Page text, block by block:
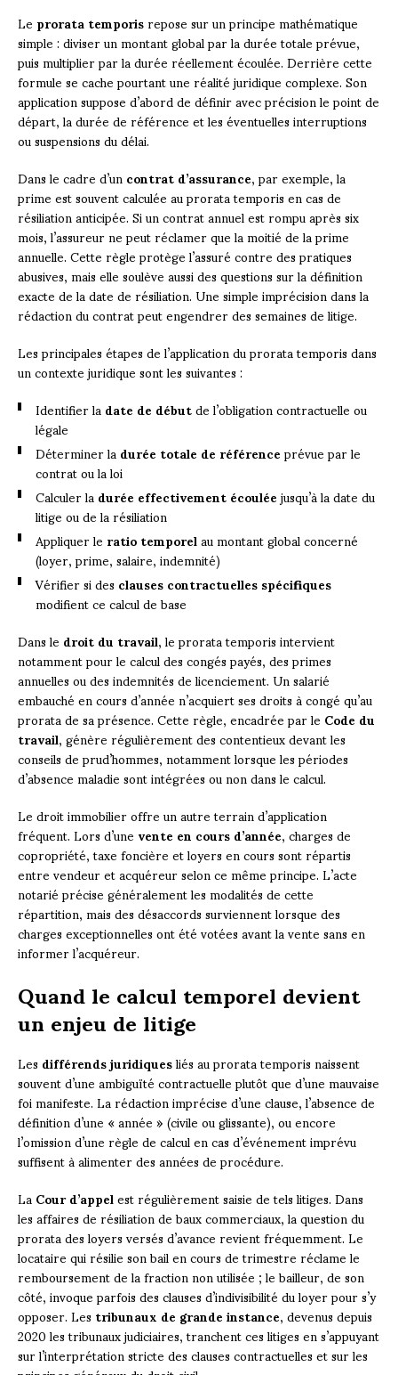
Leprorata temporisrepose sur un principe mathématique
simple : diviser un montant global par la durée totale prévue,
puis multiplier par la durée réellement écoulée. Derrière cette
formule se cache pourtant une réalité juridique complexe. Son
application suppose d’abord de définir avec précision le point de
départ, la durée de référence et les éventuelles interruptions
ou suspensions du délai.
Dans le cadre d’uncontrat d’assurance, par exemple, la
prime est souvent calculée au prorata temporis en cas de
résiliation anticipée. Si un contrat annuel est rompu après six
mois, l’assureur ne peut réclamer que la moitié de la prime
annuelle. Cette règle protège l’assuré contre des pratiques
abusives, mais elle soulève aussi des questions sur la définition
exacte de la date de résiliation. Une simple imprécision dans la
rédaction du contrat peut engendrer des semaines de litige.
Les principales étapes de l’application du prorata temporis dans
un contexte juridique sont les suivantes :
Identifier ladate de débutde l’obligation contractuelle ou
légale
Déterminer ladurée totale de référenceprévue par le
contrat ou la loi
Calculer ladurée effectivement écouléejusqu’à la date du
litige ou de la résiliation
Appliquer leratio temporelau montant global concerné
(loyer, prime, salaire, indemnité)
Vérifier si desclauses contractuelles spécifiques
modifient ce calcul de base
Dans ledroit du travail, le prorata temporis intervient
notamment pour le calcul des congés payés, des primes
annuelles ou des indemnités de licenciement. Un salarié
embauché en cours d’année n’acquiert ses droits à congé qu’au
prorata de sa présence. Cette règle, encadrée par leCode du
travail, génère régulièrement des contentieux devant les
conseils de prud’hommes, notamment lorsque les périodes
d’absence maladie sont intégrées ou non dans le calcul.
Le droit immobilier offre un autre terrain d’application
fréquent. Lors d’unevente en cours d’année, charges de
copropriété, taxe foncière et loyers en cours sont répartis
entre vendeur et acquéreur selon ce même principe. L’acte
notarié précise généralement les modalités de cette
répartition, mais des désaccords surviennent lorsque des
charges exceptionnelles ont été votées avant la vente sans en
informer l’acquéreur.
Quand le calcul temporel devient
un enjeu de litige
Lesdifférends juridiquesliés au prorata temporis naissent
souvent d’une ambiguïté contractuelle plutôt que d’une mauvaise
foi manifeste. La rédaction imprécise d’une clause, l’absence de
définition d’une « année » (civile ou glissante), ou encore
l’omission d’une règle de calcul en cas d’événement imprévu
suffisent à alimenter des années de procédure.
LaCour d’appelest régulièrement saisie de tels litiges. Dans
les affaires de résiliation de baux commerciaux, la question du
prorata des loyers versés d’avance revient fréquemment. Le
locataire qui résilie son bail en cours de trimestre réclame le
remboursement de la fraction non utilisée ; le bailleur, de son
côté, invoque parfois des clauses d’indivisibilité du loyer pour s’y
opposer. Lestribunaux de grande instance, devenus depuis
2020 les tribunaux judiciaires, tranchent ces litiges en s’appuyant
sur l’interprétation stricte des clauses contractuelles et sur les